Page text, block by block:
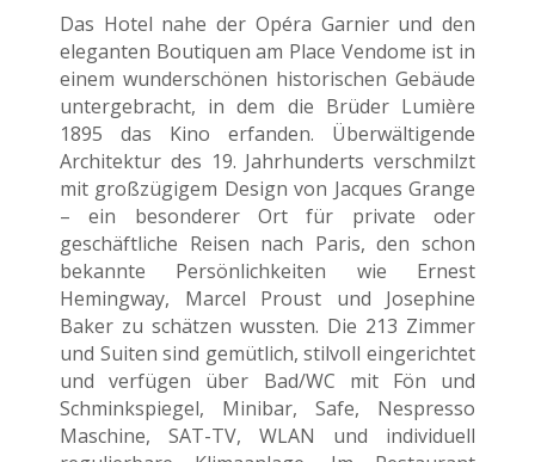
Das Hotel nahe der Opéra Garnier und den
eleganten Boutiquen am Place Vendome ist in
einem wunderschönen historischen Gebäude
untergebracht, in dem die Brüder Lumière
1895 das Kino erfanden. Überwältigende
Architektur des 19. Jahrhunderts verschmilzt
mit großzügigem Design von Jacques Grange
– ein besonderer Ort für private oder
geschäftliche Reisen nach Paris, den schon
bekannte Persönlichkeiten wie Ernest
Hemingway, Marcel Proust und Josephine
Baker zu schätzen wussten. Die 213 Zimmer
und Suiten sind gemütlich, stilvoll eingerichtet
und verfügen über Bad/WC mit Fön und
Schminkspiegel, Minibar, Safe, Nespresso
Maschine, SAT-TV, WLAN und individuell